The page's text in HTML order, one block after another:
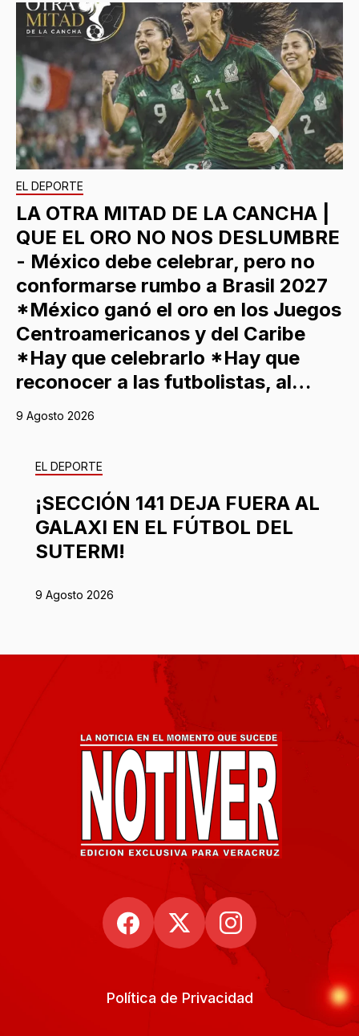
EL DEPORTE
LA OTRA MITAD DE LA CANCHA |
QUE EL ORO NO NOS DESLUMBRE
- México debe celebrar, pero no
conformarse rumbo a Brasil 2027
*México ganó el oro en los Juegos
Centroamericanos y del Caribe
*Hay que celebrarlo *Hay que
reconocer a las futbolistas, al…
9 Agosto 2026
EL DEPORTE
¡SECCIÓN 141 DEJA FUERA AL
GALAXI EN EL FÚTBOL DEL
SUTERM!
9 Agosto 2026
Política de Privacidad